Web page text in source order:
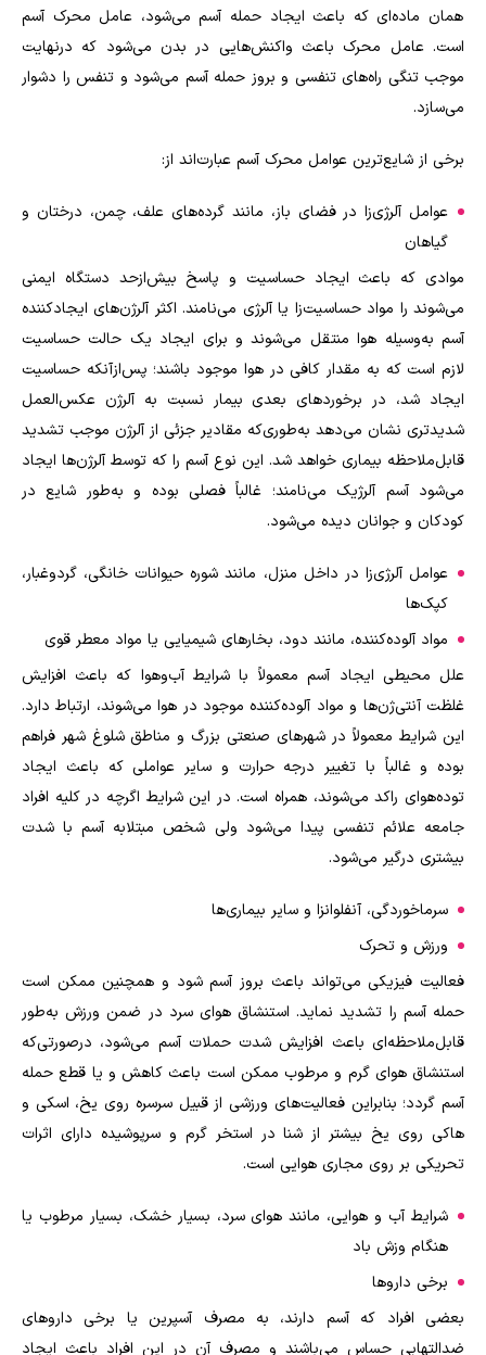
همان ماده‌ای که باعث ایجاد حمله آسم می‌شود، عامل محرک آسم
است. عامل محرک باعث واکنش‌هایی در بدن می‌شود که درنهایت
موجب تنگی راه‌های تنفسی و بروز حمله آسم می‌شود و تنفس را دشوار
می‌سازد.
برخی از شایع‌ترین عوامل محرک آسم عبارت‌اند از:
عوامل آلرژی‌زا در فضای باز، مانند گرده‌های علف، چمن، درختان و
گیاهان
موادی که باعث ایجاد حساسیت و پاسخ بیش‌ازحد دستگاه ایمنی
می‌شوند را مواد حساسیت‌زا یا آلرژی می‌نامند. اکثر آلرژن‌های ایجادکننده
آسم به‌وسیله هوا منتقل می‌شوند و برای ایجاد یک حالت حساسیت
لازم است که به مقدار کافی در هوا موجود باشند؛ پس‌ازآنکه حساسیت
ایجاد شد، در برخورد‌های بعدی بیمار نسبت به آلرژن عکس‌العمل
شدیدتری نشان می‌دهد به‌طوری‌که مقادیر جزئی از آلرژن موجب تشدید
قابل‌ملاحظه بیماری خواهد شد. این نوع آسم را که توسط آلرژن‌ها ایجاد
می‌شود آسم آلرژیک می‌نامند؛ غالباً فصلی بوده و به‌طور شایع در
کودکان و جوانان دیده می‌شود.
عوامل آلرژی‌زا در داخل منزل، مانند شوره حیوانات خانگی، گردوغبار،
کپک‌ها
مواد آلوده‌کننده، مانند دود، بخارهای شیمیایی یا مواد معطر قوی
علل محیطی ایجاد آسم معمولاً با شرایط آب‌وهوا که باعث افزایش
غلظت آنتی‌ژن‌‌ها و مواد آلوده‌کننده موجود در هوا می‌شوند، ارتباط دارد.
این شرایط معمولاً در شهرهای صنعتی بزرگ و مناطق شلوغ شهر فراهم
بوده و غالباً با تغییر درجه حرارت و سایر عواملی که باعث ایجاد
توده‌هوای راکد می‌شوند، همراه است. در این شرایط اگرچه در کلیه افراد
جامعه علائم تنفسی پیدا می‌شود ولی شخص مبتلابه آسم با شدت
بیشتری درگیر می‌شود.
سرماخوردگی، آنفلوانزا و سایر بیماری‌ها
ورزش و تحرک
فعالیت فیزیکی می‌تواند باعث بروز آسم شود و همچنین ممکن است
حمله آسم را تشدید نماید. استنشاق هوای سرد در ضمن ورزش به‌طور
قابل‌ملاحظه‌ای باعث افزایش شدت حملات آسم می‌شود، درصورتی‌که
استنشاق هوای گرم و مرطوب ممکن است باعث کاهش و یا قطع حمله
آسم گردد؛ بنابراین فعالیت‌های ورزشی از قبیل سرسره روی یخ، اسکی و
هاکی روی یخ بیشتر از شنا در استخر گرم و سرپوشیده دارای اثرات
تحریکی بر روی مجاری هوایی است.
شرایط آب و هوایی، مانند هوای سرد، بسیار خشک، بسیار مرطوب یا
هنگام وزش باد
برخی داروها
بعضی افراد که آسم دارند، به مصرف آسپرین یا برخی داروهای
ضدالتهابی حساس می‌باشند و مصرف آن در این افراد باعث ایجاد